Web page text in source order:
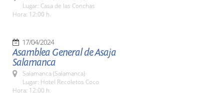
Lugar: Casa de las Conchas
Hora: 12:00 h.
17/04/2024
Asamblea General de Asaja
Salamanca
Salamanca (Salamanca)
Lugar: Hotel Recoletos Coco
Hora: 12:00 h.